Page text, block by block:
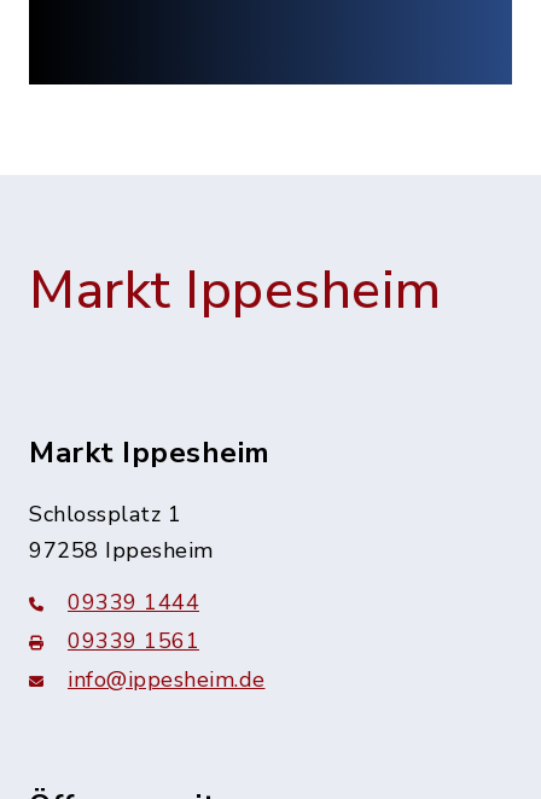
Markt Ippesheim
Markt Ippesheim
Schlossplatz 1
97258 Ippesheim
09339 1444
09339 1561
info@ippesheim.de